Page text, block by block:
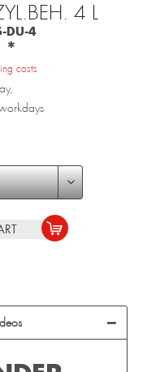
4 L
DU-4
*
costs